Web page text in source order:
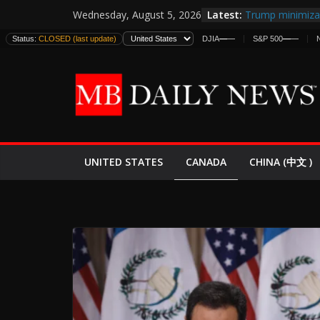
to
content
Wednesday, August 5, 2026 Latest: Trump
España y
El Mercado de
EE.UU. Lanza
Status: CLOSED (last update) DJIA—— S&P 500——
UNITED STATES CANADA CHINA (中文 )